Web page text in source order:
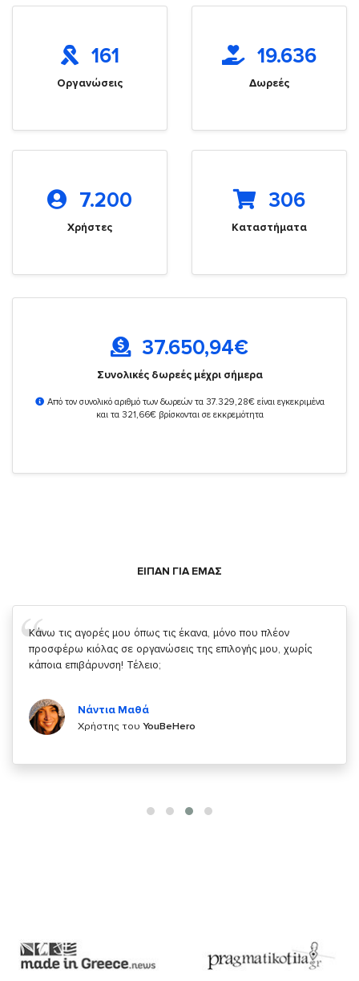
161
Οργανώσεις
19.636
Δωρεές
7.200
Χρήστες
306
Καταστήματα
37.650,94€
Συνολικές δωρεές μέχρι σήμερα
Από τον συνολικό αριθμό των δωρεών τα 37.329,28€ είναι εγκεκριμένα
και τα 321,66€ βρίσκονται σε εκκρεμότητα
ΕΙΠΑΝ ΓΙΑ ΕΜΑΣ
Σας ευχαριστώ που μας δίνετε την δυνατότητα να κάνουμε
κάτι!
Χρήστης τουYouBeHero